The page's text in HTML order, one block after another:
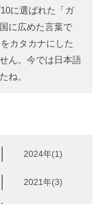
に選ばれた「ガ
に広めた言葉で
カタカナにした
ん。今では日本語
ね。
2024年(1)
2021年(3)